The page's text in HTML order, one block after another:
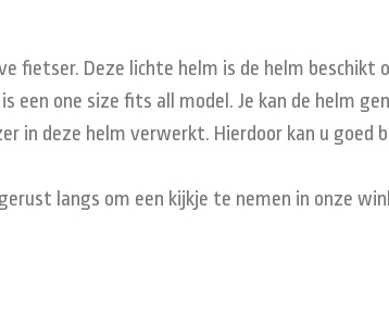
fietser. Deze lichte helm is de helm
one size fits all model. Je kan de helm
in deze helm verwerkt. Hierdoor kan u goed
langs om een kijkje te nemen in onze